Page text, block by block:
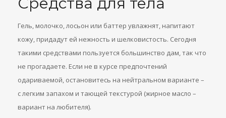
Гель, молочко, лосьон или баттер увлажнят, напитают
кожу, придадут ей нежность и шелковистость. Сегодня
такими средствами пользуется большинство дам, так что
не прогадаете. Если не в курсе предпочтений
одариваемой, остановитесь на нейтральном варианте –
с легким запахом и тающей текстурой (жирное масло –
вариант на любителя).